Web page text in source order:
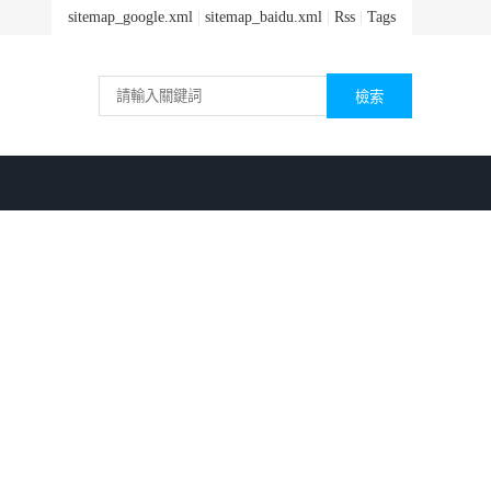
sitemap_google.xml sitemap_baidu.xml Rss Tags